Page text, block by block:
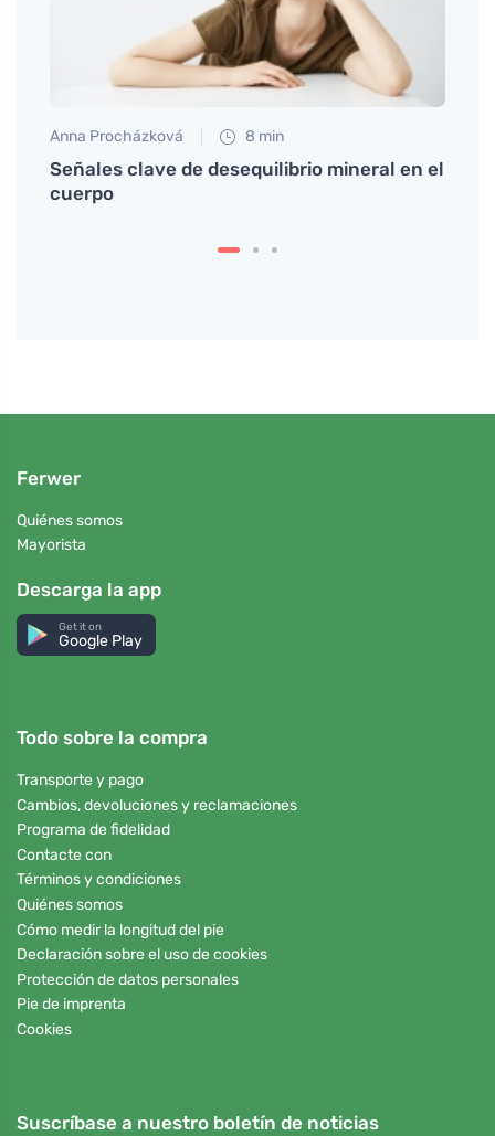
Anna Procházková 8 min
Señales clave de desequilibrio mineral en el
cuerpo
Ferwer
Quiénes somos
Mayorista
Descarga la app
Get it on
Google Play
Todo sobre la compra
Transporte y pago
Cambios, devoluciones y reclamaciones
Programa de fidelidad
Contacte con
Términos y condiciones
Quiénes somos
Cómo medir la longitud del pie
Declaración sobre el uso de cookies
Protección de datos personales
Pie de imprenta
Cookies
Suscríbase a nuestro boletín de noticias